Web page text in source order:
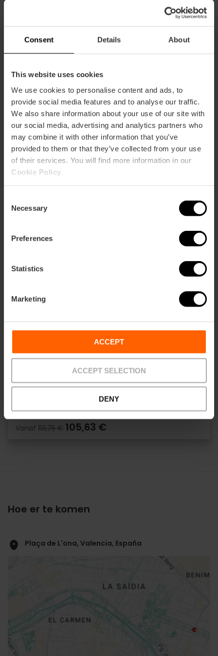
Consent Details About
This website uses cookies
We use cookies to personalise content and ads, to
provide social media features and to analyse our traffic.
We also share information about your use of our site with
our social media, advertising and analytics partners who
may combine it with other information that you’ve
provided to them or that they’ve collected from your use
of their services. You will find more information in our
Cookie Policy
Selection
Necessary
Preferences
Statistics
Marketing
ACCEPT
ACCEPT SELECTION
DENY
10% korting Exclusief web
Vanaf17,00 € 15,30 €
Valencia Tourist Card 72 uur en toegang
Hemisfèric en Bioparc
4.9
Vanaf 113,75 € 105,63 €
Hoe er te komen
Plaça de L'ona, Valencia, España